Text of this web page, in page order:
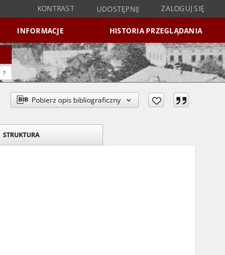
KONTRAST UDOSTĘPNIJ ZALOGUJ SIĘ
INFORMACJE HISTORIA PRZEGLĄDANIA
?
Pobierz opis bibliograficzny
STRUKTURA